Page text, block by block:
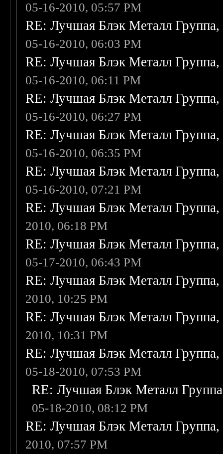
05-16-2010, 05:57 PM
RE: Лучшая Блэк Металл
05-16-2010, 06:03 PM
RE: Лучшая Блэк Металл
05-16-2010, 06:11 PM
RE: Лучшая Блэк Металл
05-16-2010, 06:27 PM
RE: Лучшая Блэк Металл
05-16-2010, 06:35 PM
RE: Лучшая Блэк Металл
05-16-2010, 07:21 PM
RE: Лучшая Блэк Металл
2010, 06:18 PM
RE: Лучшая Блэк Металл
05-17-2010, 06:43 PM
RE: Лучшая Блэк Металл
2010, 10:25 PM
RE: Лучшая Блэк Металл
2010, 10:31 PM
RE: Лучшая Блэк Металл
05-18-2010, 07:53 PM
RE: Лучшая Блэк Металл
05-18-2010, 08:12 PM
RE: Лучшая Блэк Металл
2010, 07:57 PM